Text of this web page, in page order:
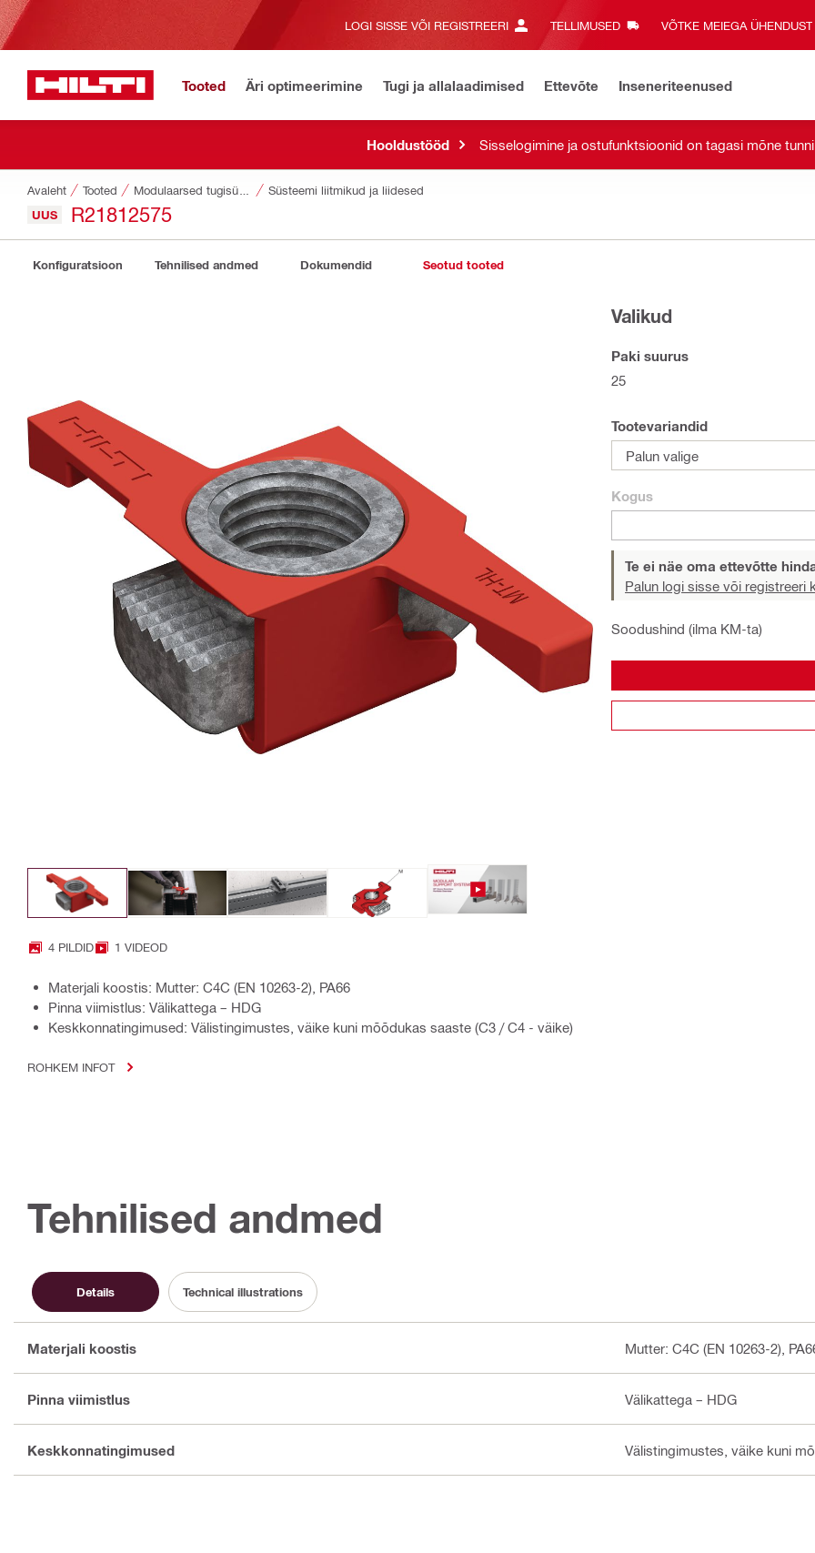
LOGI SISSE VÕI REGISTREERI TELLIMUSED VÕTKE MEIEGA ÜHENDUST‎
Tooted Äri optimeerimine Tugi ja allalaadimised Ettevõte Inseneriteenused
Hooldustööd Sisselogimine ja ostufunktsioonid on tagasi mõne
Avaleht Tooted Süsteemi liitmikud ja liidesed
UUS R21812575
Konfiguratsioon Tehnilised andmed Dokumendid Seotud tooted
4 PILDID 1 VIDEOD
Materjali koostis: Mutter: C4C (EN 10263-2), PA66
Pinna viimistlus: Välikattega – HDG
Keskkonnatingimused: Välistingimustes, väike kuni mõõdukas saaste (C3 / C4 - väike)
ROHKEM INFOT
Valikud
Paki suurus
25
Tootevariandid
Palun valige
Kogus
Te ei näe oma ettevõtte
Palun logi sisse või registreeri
Soodushind (ilma KM-ta)
Tehnilised andmed
Details Technical illustrations
Materjali koostis Mutter: C4C (EN 10263-2),
Pinna viimistlus Välikattega – HDG
Keskkonnatingimused Välistingimustes, väike kuni